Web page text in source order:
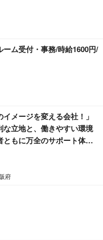
ム受付・事務/時給1600円/
メージを変える会社！」
立地と、働きやすい環境
もに万全のサポート体制
府